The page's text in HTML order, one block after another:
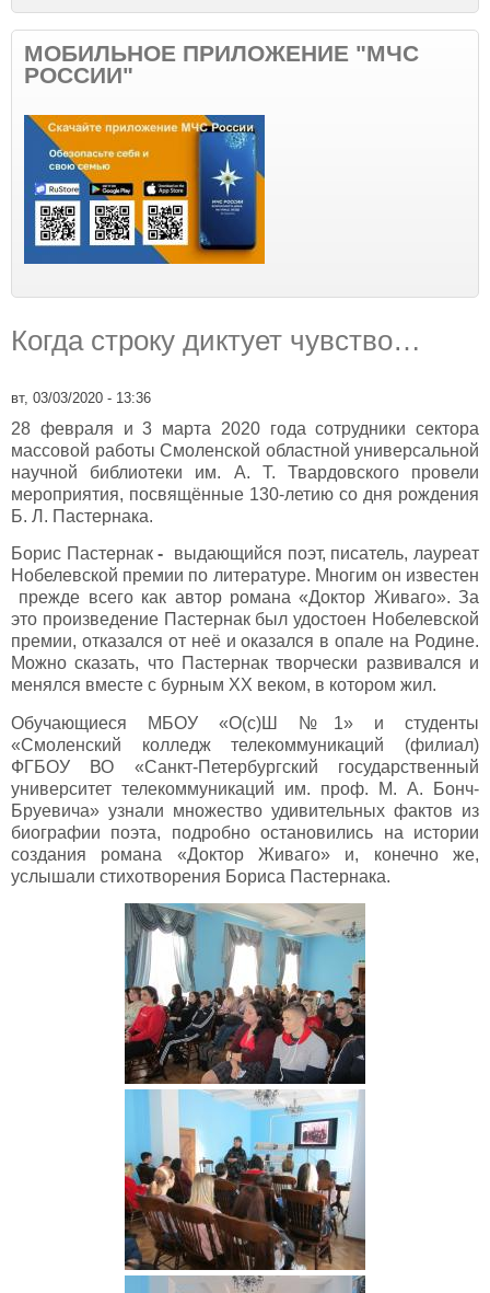
МОБИЛЬНОЕ ПРИЛОЖЕНИЕ "МЧС
РОССИИ"
Когда строку диктует чувство…
вт, 03/03/2020 - 13:36
28 февраля и 3 марта 2020 года сотрудники сектора
массовой работы Смоленской областной универсальной
научной библиотеки им. А. Т. Твардовского провели
мероприятия, посвящённые 130-летию со дня рождения
Б. Л. Пастернака.
Борис Пастернак- выдающийся поэт, писатель, лауреат
Нобелевской премии по литературе. Многим он известен
прежде всего как автор романа «Доктор Живаго». За
это произведение Пастернак был удостоен Нобелевской
премии, отказался от неё и оказался в опале на Родине.
Можно сказать, что Пастернак творчески развивался и
менялся вместе с бурным XX веком, в котором жил.
Обучающиеся МБОУ «О(с)Ш №1» и студенты
«Смоленский колледж телекоммуникаций (филиал)
ФГБОУ ВО «Санкт-Петербургский государственный
университет телекоммуникаций им. проф. М. А. Бонч-
Бруевича» узнали множество удивительных фактов из
биографии поэта, подробно остановились на истории
создания романа «Доктор Живаго» и, конечно же,
услышали стихотворения Бориса Пастернака.